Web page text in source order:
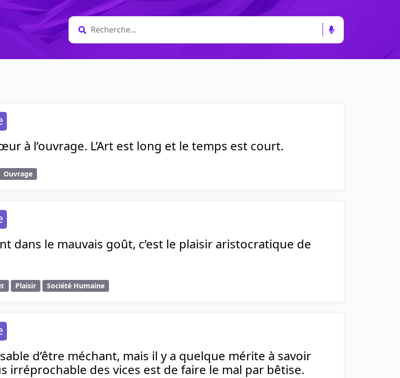
à l’ouvrage. L’Art est long et le temps est court.
Ouvrage
dans le mauvais goût, c’est le plaisir aristocratique de
Plaisir Société Humaine
d’être méchant, mais il y a quelque mérite à savoir
irréprochable des vices est de faire le mal par bêtise.